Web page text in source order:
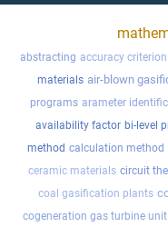
abstracting accuracy criterion
materials air-blown
programs arameter
availability factor bi-level
method calculation method
ceramic materials circuit
coal gasification plants
cogeneration gas turbine unit